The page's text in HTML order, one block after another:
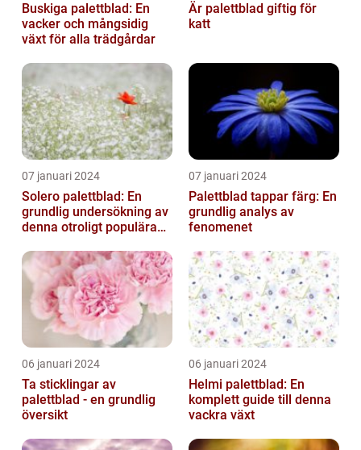
Buskiga palettblad: En
vacker och mångsidig
växt för alla trädgårdar
Är palettblad giftig för
katt
07 januari 2024
Solero palettblad: En
grundlig undersökning av
denna otroligt populära
07 januari 2024
Palettblad tappar färg: En
grundlig analys av
fenomenet
06 januari 2024
Ta sticklingar av
palettblad - en grundlig
översikt
06 januari 2024
Helmi palettblad: En
komplett guide till denna
vackra växt